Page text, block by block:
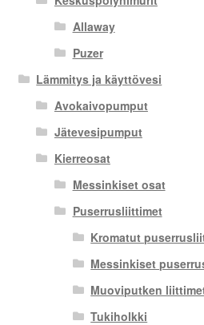
Allaway
Puzer
Lämmitys ja käyttövesi
Avokaivopumput
Jätevesipumput
Kierreosat
Messinkiset osat
Puserrusliittimet
Kromatut
Messinkiset
Muoviputken
Tukiholkki